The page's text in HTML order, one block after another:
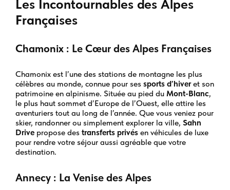
Les Incontournables des Alpes
Françaises
Chamonix : Le Cœur des Alpes Françaises
Chamonix est l’une des stations de montagne les plus
célèbres au monde, connue pour ses sports d’hiveret son
patrimoine en alpinisme. Située au pied du Mont-Blanc,
le plus haut sommet d’Europe de l’Ouest, elle attire les
aventuriers tout au long de l’année. Que vous veniez pour
skier, randonner ou simplement explorer la ville, Sahn
Drivepropose des transferts privésen véhicules de luxe
pour rendre votre séjour aussi agréable que votre
destination.
Annecy : La Venise des Alpes